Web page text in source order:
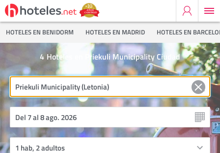
HOTELES EN BENIDORM HOTELES EN MADRID HOTELES EN
Hoteles en Priekuli Municipality Ciudad
4